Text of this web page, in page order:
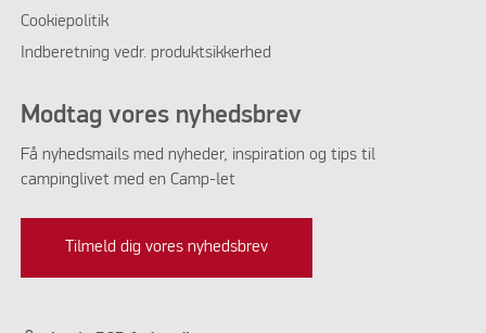
Cookiepolitik
Indberetning vedr. produktsikkerhed
Modtag vores nyhedsbrev
Få nyhedsmails med nyheder, inspiration og tips til
campinglivet med en Camp-let
Tilmeld dig vores nyhedsbrev